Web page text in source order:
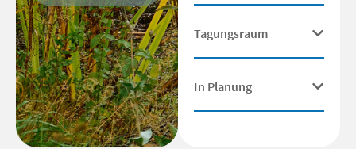
Tagungsraum
In Planung